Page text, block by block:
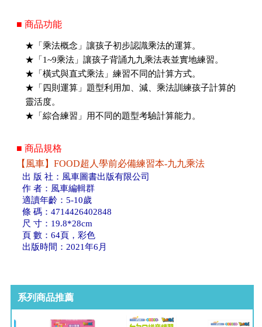
■ 商品功能
★「乘法概念」讓孩子初步認識乘法的運算。
★「1~9乘法」讓孩子背誦九九乘法表並實地練習。
★「橫式與直式乘法」練習不同的計算方式。
★「四則運算」題型利用加、減、乘法訓練孩子計算的
靈活度。
★「綜合練習」用不同的題型考驗計算能力。
■ 商品規格
【風車】FOOD超人學前必備練習本-九九乘法
出 版 社：風車圖書出版有限公司
作 者：風車編輯群
適讀年齡：5-10歲
條 碼：4714426402848
尺 寸：19.8*28cm
頁 數：64頁，彩色
出版時間：2021年6月
系列商品推薦